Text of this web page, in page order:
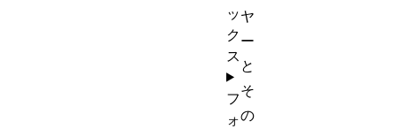
ヤ
ー
と
そ
の
ッ
ク
ス
フ
ォ